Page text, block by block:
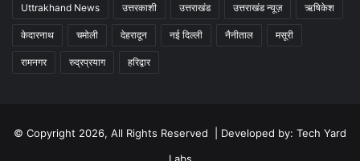
Uttrakhand News उत्तरकाशी उत्तराखंड उत्तराखंड न्यूज़ ऋषिकेश
केदारनाथ चमोली देहरादून नई दिल्ली नैनीताल मसूरी
रामनगर रुद्रप्रयाग हरिद्वार
© Copyright 2026, All Rights Reserved | Developed by: Tech Yard
Labs